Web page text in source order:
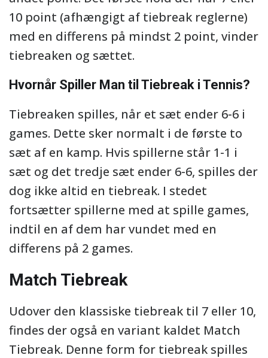
10 point (afhængigt af tiebreak reglerne)
med en differens på mindst 2 point, vinder
tiebreaken og sættet.
Hvornår Spiller Man til Tiebreak i Tennis?
Tiebreaken spilles, når et sæt ender 6-6 i
games. Dette sker normalt i de første to
sæt af en kamp. Hvis spillerne står 1-1 i
sæt og det tredje sæt ender 6-6, spilles der
dog ikke altid en tiebreak. I stedet
fortsætter spillerne med at spille games,
indtil en af dem har vundet med en
differens på 2 games.
Match Tiebreak
Udover den klassiske tiebreak til 7 eller 10,
findes der også en variant kaldet Match
Tiebreak. Denne form for tiebreak spilles